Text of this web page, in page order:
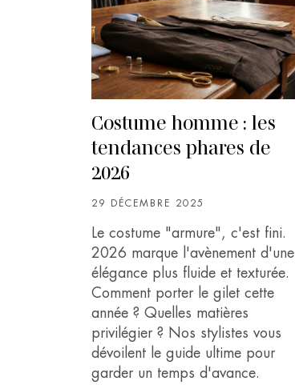
Costume homme : les
tendances phares de
2026
29 DÉCEMBRE 2025
Le costume "armure", c'est fini.
2026 marque l'avènement d'une
élégance plus fluide et texturée.
Comment porter le gilet cette
année ? Quelles matières
privilégier ? Nos stylistes vous
dévoilent le guide ultime pour
garder un temps d'avance.